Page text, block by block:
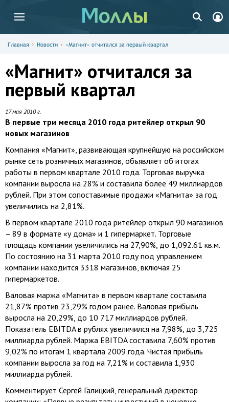
Главная Новости «Магнит» отчитался за первый квартал
«Магнит» отчитался за
первый квартал
17 мая 2010 г.
В первые три месяца 2010 года ритейлер открыл 90
новых магазинов
Компания «Магнит», развивающая крупнейшую на российском
рынке сеть розничных магазинов, объявляет об итогах
работы в первом квартале 2010 года. Торговая выручка
компании выросла на 28% и составила более 49 миллиардов
рублей. При этом сопоставимые продажи «Магнита» за год
увеличились на 2,81%.
В первом квартале 2010 года ритейлер открыл 90 магазинов
– 89 в формате «у дома» и 1 гипермаркет. Торговые
площадь компании увеличились на 27,90%, до 1,092.61 кв.м.
По состоянию на 31 марта 2010 году под управлением
компании находится 3318 магазинов, включая 25
гипермаркетов.
Валовая маржа «Магнита» в первом квартале составила
21,87% против 23,29% годом ранее. Валовая прибыль
выросла на 20,29%, до 10 717 миллиардов рублей.
Показатель EBITDA в рублях увеличился на 7,98%, до 3,725
миллиарда рублей. Маржа EBITDA составила 7,60% против
9,02% по итогам 1 квартала 2009 года. Чистая прибыль
компании выросла за год на 7,21% и составила 1,930
миллиарда рублей.
Комментирует Сергей Галицкий, генеральный директор